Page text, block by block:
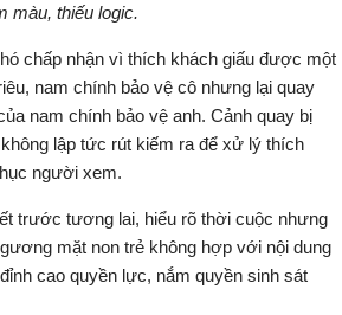
hình
thanh
màu, thiếu logic.
chấp nhận vì thích khách giấu được một
nam chính bảo vệ cô nhưng lại quay
nam chính bảo vệ anh. Cảnh quay bị
lập tức rút kiếm ra để xử lý thích
người xem.
trước tương lai, hiểu rõ thời cuộc nhưng
mặt non trẻ không hợp với nội dung
cao quyền lực, nắm quyền sinh sát